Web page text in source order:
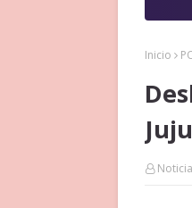
Inicio